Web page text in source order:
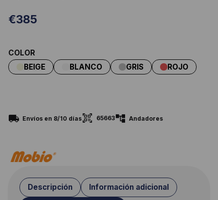
€385
COLOR
Envíos en 8/10 días 65663 Andadores
Descripción Información adicional